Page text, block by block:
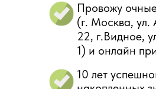
Провожу
(г. Москва, ул.
22, г.Видное,
1) и онлайн
10 лет